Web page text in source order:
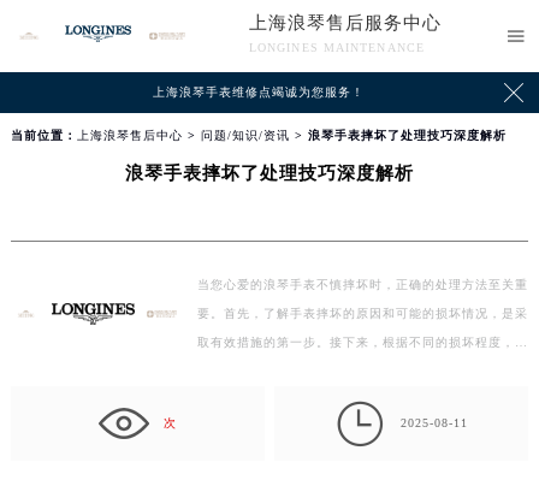
上海浪琴售后服务中心
LONGINES MAINTENANCE

上海浪琴手表维修点竭诚为您服务！ 
当前位置： 上海浪琴售后中心 > 问题/知识/资讯 > 浪琴手表摔坏了处理技巧深度解析
浪琴手表摔坏了处理技巧深度解析
当您心爱的浪琴手表不慎摔坏时，正确的处理方法至关重
要。首先，了解手表摔坏的原因和可能的损坏情况，是采
取有效措施的第一步。接下来，根据不同的损坏程度，选
次  2025-08-11